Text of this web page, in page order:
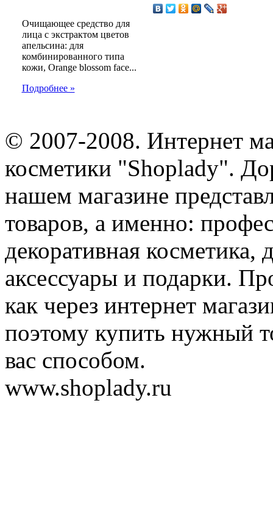
Очищающее средство для
лица с экстрактом цветов
апельсина: для
комбинированного типа
кожи, Orange blossom face...
Подробнее »
© 2007-2008. Интернет
косметики "Shoplady".
нашем магазине
товаров, а именно:
декоративная косметика,
аксессуары и подарки.
как через интернет
поэтому купить нужный
вас способом.
www.shoplady.ru